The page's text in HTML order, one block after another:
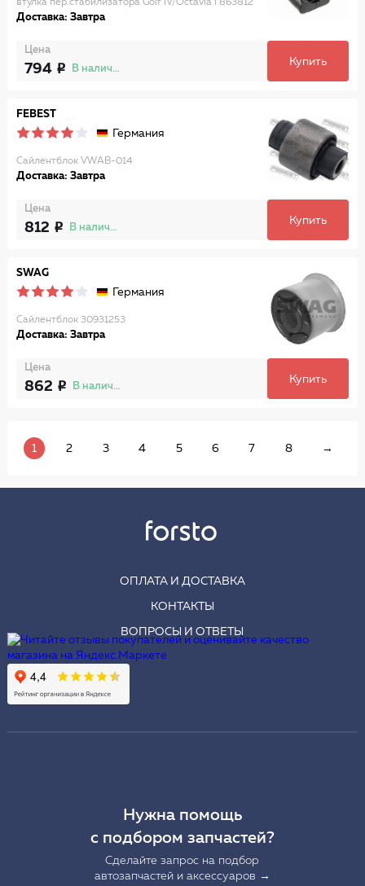
втулка пер.стабилизатора Golf IV/Octavia I 863812
Доставка: Завтра
Цена
794 В наличии
Купить
FEBEST
Германия
Сайлентблок VWAB-014
Доставка: Завтра
Цена
812 В наличии
Купить
SWAG
Германия
Сайлентблок 30931253
Доставка: Завтра
Цена
862 В наличии
Купить
1 2 3 4 5 6 7 8 →
ОПЛАТА И ДОСТАВКА
КОНТАКТЫ
ВОПРОСЫ И ОТВЕТЫ
Нужна помощь
с подбором запчастей?
Сделайте запрос на подбор
автозапчастей и аксессуаров →